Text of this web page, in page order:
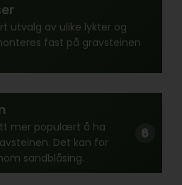
utvalg av ulike lykter og
fast på gravsteinen
mer populært å ha
Det kan for
sandblåsing.